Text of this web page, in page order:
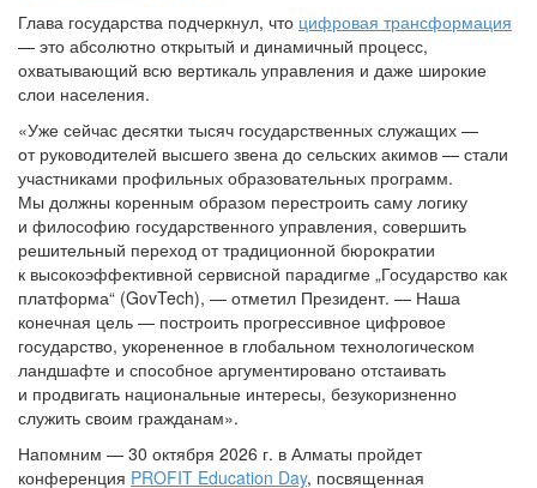
Глава государства подчеркнул, что цифровая трансформация
— это абсолютно открытый и динамичный процесс,
охватывающий всю вертикаль управления и даже широкие
слои населения.
«Уже сейчас десятки тысяч государственных служащих —
от руководителей высшего звена до сельских акимов — стали
участниками профильных образовательных программ.
Мы должны коренным образом перестроить саму логику
и философию государственного управления, совершить
решительный переход от традиционной бюрократии
к высокоэффективной сервисной парадигме „Государство как
платформа“ (GovTech), — отметил Президент. — Наша
конечная цель — построить прогрессивное цифровое
государство, укорененное в глобальном технологическом
ландшафте и способное аргументировано отстаивать
и продвигать национальные интересы, безукоризненно
служить своим гражданам».
Напомним — 30 октября 2026 г. в Алматы пройдет
конференция PROFIT Education Day, посвященная